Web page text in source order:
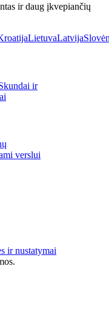
ir daug įkvepiančių
LietuvaLatvija
ir
verslui
ir nustatymai